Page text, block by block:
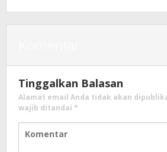
Tinggalkan Balasan
Alamat email Anda tidak akan
wajib ditandai *